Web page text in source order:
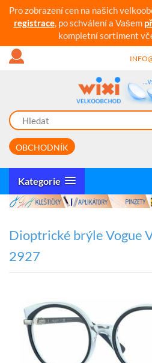
Pro zobrazení cen na našich
registrace, po schválení a Vašem
kompletní sortiment
OBCHODNÍK
Kategorie
Dioptrické brýle Vogue
2927